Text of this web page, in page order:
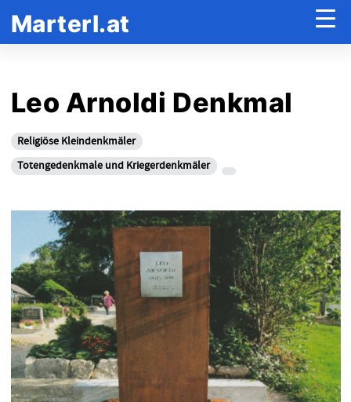
Marterl.at
Leo Arnoldi Denkmal
Religiöse Kleindenkmäler
Totengedenkmale und Kriegerdenkmäler